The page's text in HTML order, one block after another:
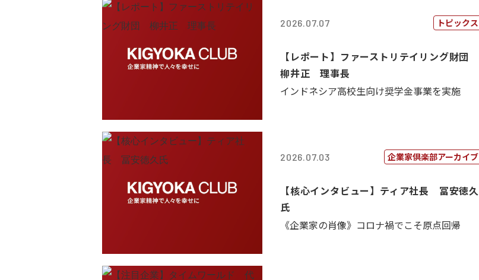
2026.07.07 トピックス
【レポート】ファーストリテイリング財団
柳井正 理事長
インドネシア高校生向け奨学金事業を実施
2026.07.03 企業家倶楽部アーカイブ
【核心インタビュー】ティア社長 冨安徳久
氏
《企業家の肖像》コロナ禍でこそ原点回帰